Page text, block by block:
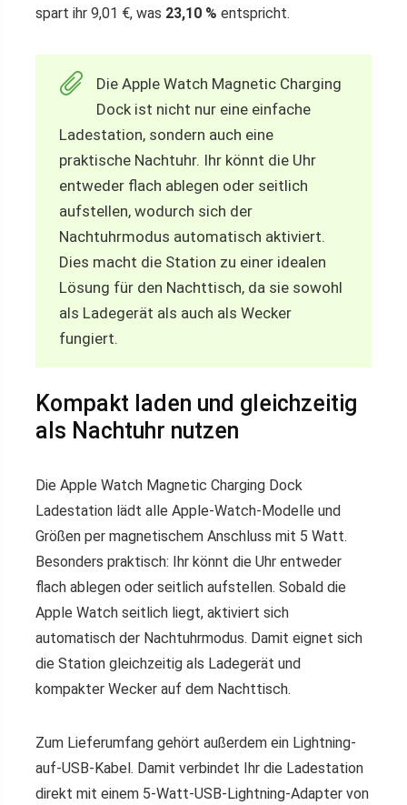
spart ihr 9,01 €, was 23,10 % entspricht.
Die Apple Watch Magnetic Charging
Dock ist nicht nur eine einfache
Ladestation, sondern auch eine
praktische Nachtuhr. Ihr könnt die Uhr
entweder flach ablegen oder seitlich
aufstellen, wodurch sich der
Nachtuhrmodus automatisch aktiviert.
Dies macht die Station zu einer idealen
Lösung für den Nachttisch, da sie sowohl
als Ladegerät als auch als Wecker
fungiert.
Kompakt laden und gleichzeitig
als Nachtuhr nutzen
Die Apple Watch Magnetic Charging Dock
Ladestation lädt alle Apple-Watch-Modelle und
Größen per magnetischem Anschluss mit 5 Watt.
Besonders praktisch: Ihr könnt die Uhr entweder
flach ablegen oder seitlich aufstellen. Sobald die
Apple Watch seitlich liegt, aktiviert sich
automatisch der Nachtuhrmodus. Damit eignet sich
die Station gleichzeitig als Ladegerät und
kompakter Wecker auf dem Nachttisch.
Zum Lieferumfang gehört außerdem ein Lightning-
auf-USB-Kabel. Damit verbindet Ihr die Ladestation
direkt mit einem 5-Watt-USB-Lightning-Adapter von